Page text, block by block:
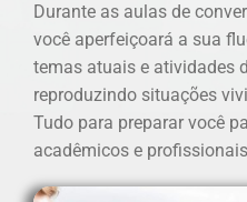
Durante as aulas de
você aperfeiçoará a sua
temas atuais e atividades
reproduzindo situações
Tudo para preparar você
acadêmicos e